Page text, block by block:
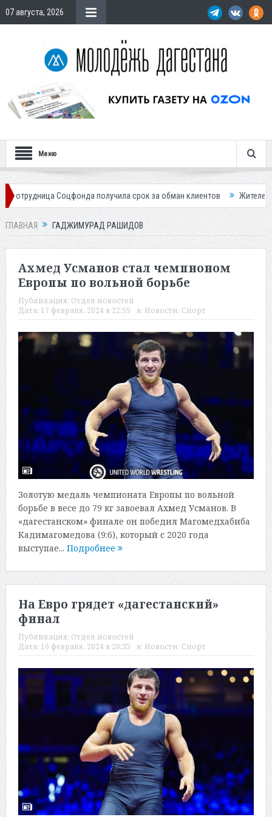
07 августа, 2026
Меню
получила срок за обман клиентов Жителей Дагестана
ГЛАВНАЯ ГАДЖИМУРАД РАШИДОВ
Ахмед Усманов стал чемпионом
Европы по вольной борьбе
Публикация: Отдел новостей
Дата: 17 февраля, 2024 в 22:59 в: Новости, Спорт
Золотую медаль чемпионата Европы по вольной
борьбе в весе до 79 кг завоевал Ахмед Усманов. В
«дагестанском» финале он победил Магомедхабиба
Кадимагомедова (9:6), который с 2020 года
выступае... Подробнее
На Евро грядет «дагестанский»
финал
Публикация: Отдел новостей
Дата: 16 февраля, 2024 в 20:33 в: Новости, Спорт